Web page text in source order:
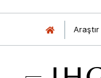
Araştır